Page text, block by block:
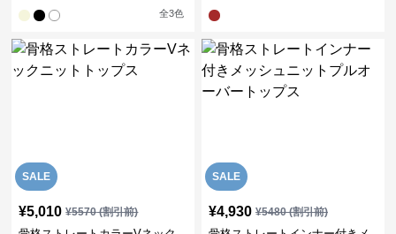
全3色
SALE
¥5,010 ¥5570(割引前)
SALE
¥4,930 ¥5480(割引前)